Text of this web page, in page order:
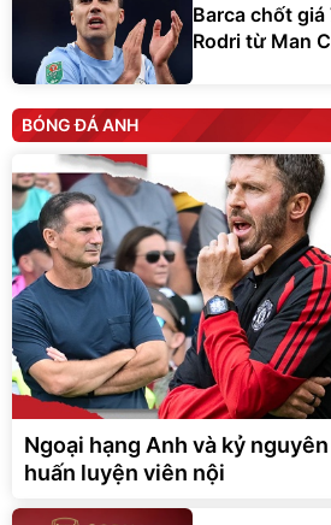
Barca chốt
Rodri từ Man
BÓNG ĐÁ ANH
Ngoại hạng Anh và kỷ
huấn luyện viên nội